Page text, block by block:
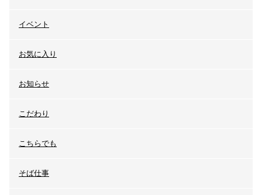
イベント
お気に入り
お知らせ
こだわり
こちらでも
そば仕事